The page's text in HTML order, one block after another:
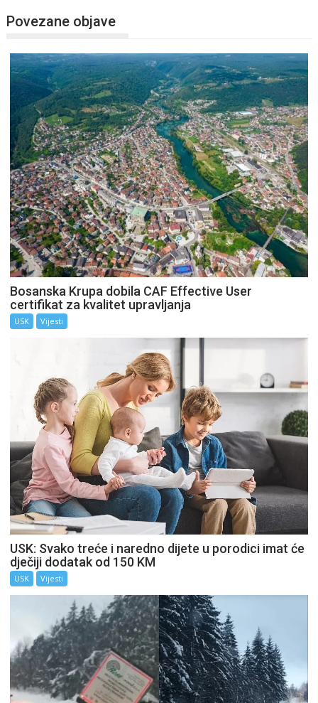
Povezane objave
Bosanska Krupa dobila CAF Effective User
certifikat za kvalitet upravljanja
USK Vijesti
USK: Svako treće i naredno dijete u porodici imat će
dječiji dodatak od 150 KM
USK Vijesti